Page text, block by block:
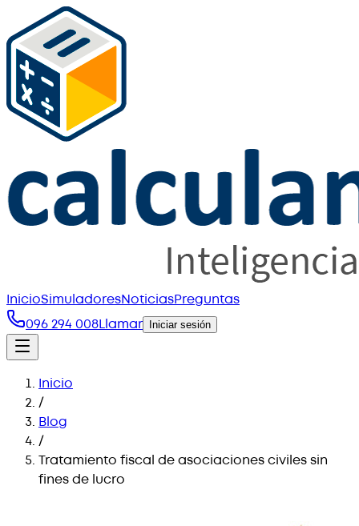
InicioSimuladoresNoticiasPreguntas
096 294 008Llamar Iniciar sesión
Inicio
/
Blog
/
Tratamiento fiscal de asociaciones civiles sin
fines de lucro